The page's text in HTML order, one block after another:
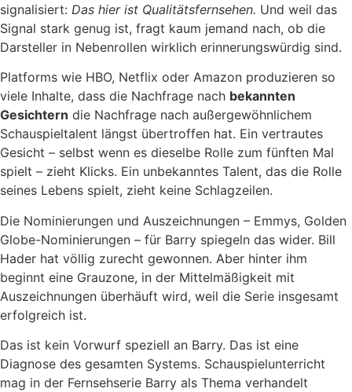
signalisiert: Das hier ist Qualitätsfernsehen. Und weil das
Signal stark genug ist, fragt kaum jemand nach, ob die
Darsteller in Nebenrollen wirklich erinnerungswürdig sind.
Platforms wie HBO, Netflix oder Amazon produzieren so
viele Inhalte, dass die Nachfrage nach bekannten
Gesichtern die Nachfrage nach außergewöhnlichem
Schauspieltalent längst übertroffen hat. Ein vertrautes
Gesicht – selbst wenn es dieselbe Rolle zum fünften Mal
spielt – zieht Klicks. Ein unbekanntes Talent, das die Rolle
seines Lebens spielt, zieht keine Schlagzeilen.
Die Nominierungen und Auszeichnungen – Emmys, Golden
Globe-Nominierungen – für Barry spiegeln das wider. Bill
Hader hat völlig zurecht gewonnen. Aber hinter ihm
beginnt eine Grauzone, in der Mittelmäßigkeit mit
Auszeichnungen überhäuft wird, weil die Serie insgesamt
erfolgreich ist.
Das ist kein Vorwurf speziell an Barry. Das ist eine
Diagnose des gesamten Systems. Schauspielunterricht
mag in der Fernsehserie Barry als Thema verhandelt